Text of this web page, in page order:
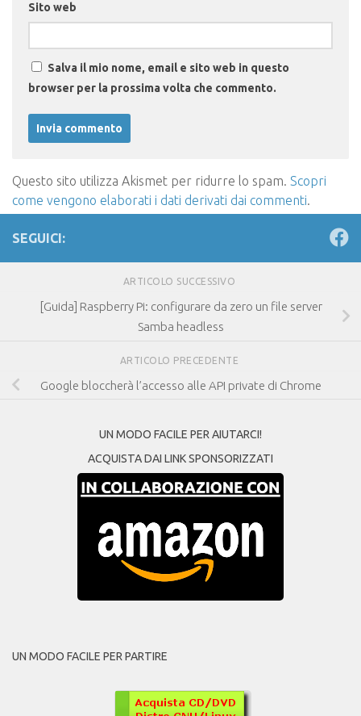
Sito web
Salva il mio nome, email e sito web in questo
browser per la prossima volta che commento.
Questo sito utilizza Akismet per ridurre lo spam. Scopri
come vengono elaborati i dati derivati dai commenti.
SEGUICI:
ARTICOLO SUCCESSIVO
[Guida] Raspberry Pi: configurare da zero un file server
Samba headless
ARTICOLO PRECEDENTE
Google bloccherà l’accesso alle API private di Chrome
UN MODO FACILE PER AIUTARCI!
ACQUISTA DAI LINK SPONSORIZZATI
UN MODO FACILE PER PARTIRE